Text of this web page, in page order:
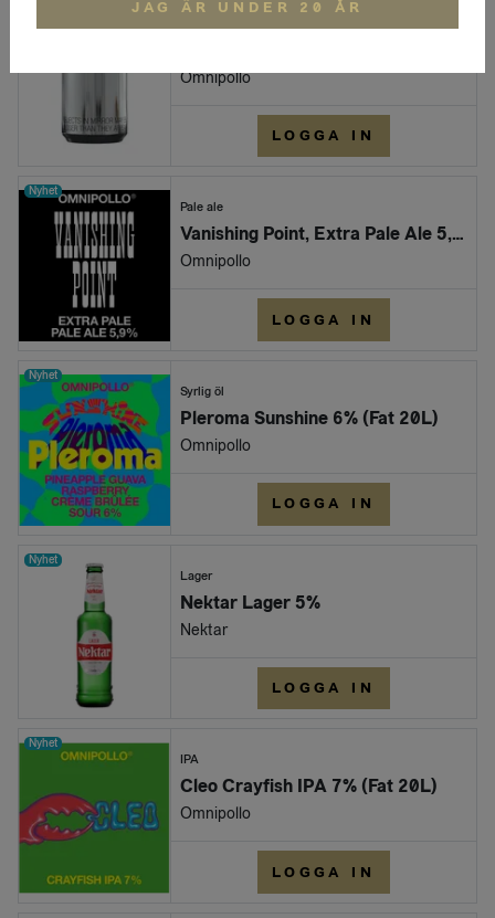
Omnipollo
LOGGA IN
Nyhet
Pale ale
Vanishing Point, Extra Pale Ale 5,9% (Fat 20L)
Omnipollo
LOGGA IN
Nyhet
Syrlig öl
Pleroma Sunshine 6% (Fat 20L)
Omnipollo
LOGGA IN
Nyhet
Lager
Nektar Lager 5%
Nektar
LOGGA IN
Nyhet
IPA
Cleo Crayfish IPA 7% (Fat 20L)
Omnipollo
LOGGA IN
JAG ÄR UNDER 20 ÅR